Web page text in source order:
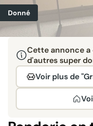
Donné
Cette annonce a
d'autres super
Voir plus de